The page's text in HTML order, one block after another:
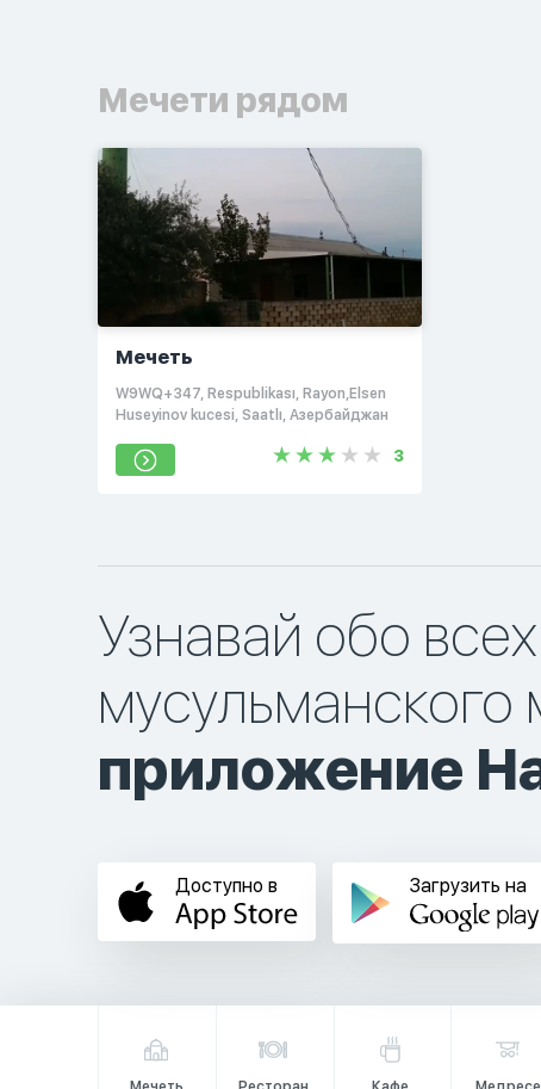
Мечети рядом
Мечеть
W9WQ+347, Respublikası, Rayon,Elsen
Huseyinov kucesi, Saatlı, Азербайджан
3
Узнавай обо
мусульманского
приложение
Доступно в Загрузить на